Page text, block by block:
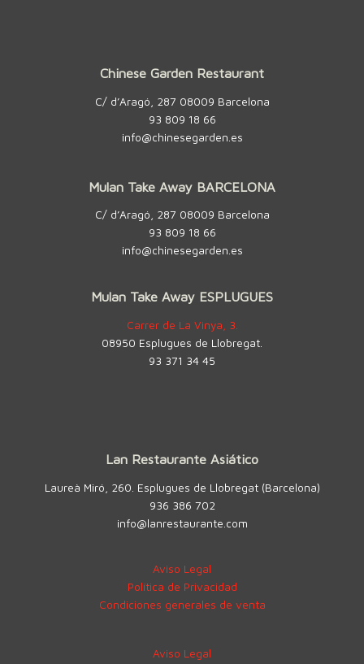
Chinese Garden Restaurant
C/ d’Aragó, 287 08009 Barcelona
93 809 18 66
info@chinesegarden.es
Mulan Take Away BARCELONA
C/ d’Aragó, 287 08009 Barcelona
93 809 18 66
info@chinesegarden.es
Mulan Take Away ESPLUGUES
Carrer de La Vinya, 3.
08950 Esplugues de Llobregat.
93 371 34 45
Lan Restaurante Asiático
Laureà Miró, 260. Esplugues de Llobregat (Barcelona)
936 386 702
info@lanrestaurante.com
Aviso Legal
Política de Privacidad
Condiciones generales de venta
Aviso Legal